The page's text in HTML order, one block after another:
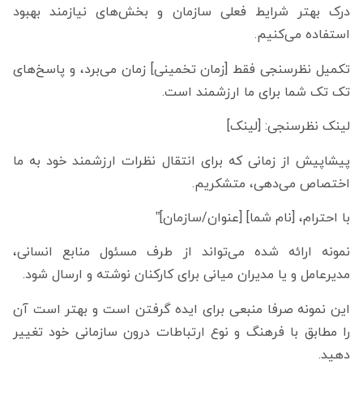
درک بهتر شرایط فعلی سازمان و بخش‌های نیازمند بهبود
استفاده می‌کنیم.
تکمیل نظرسنجی فقط [زمان تخمینی] زمان می‌برد، و پاسخ‌های
تک تک شما برای ما ارزشمند است.
لینک نظرسنجی: [لینک]
پیشاپیش از زمانی که برای انتقال نظرات ارزشمند خود به ما
اختصاص می‌دهی، متشکریم.
با احترام، [نام شما] [عنوان/سازمان]”
نمونه ارائه شده می‌تواند از طرف مسئول منابع انسانی،
مدیرعامل و یا مدیران میانی برای کارکنان نوشته و ارسال شود.
این نمونه صرفا منبعی برای ایده گرفتن است و بهتر است آن
را مطابق با فرهنگ و نوع ارتباطات درون سازمانی خود تغییر
دهید.